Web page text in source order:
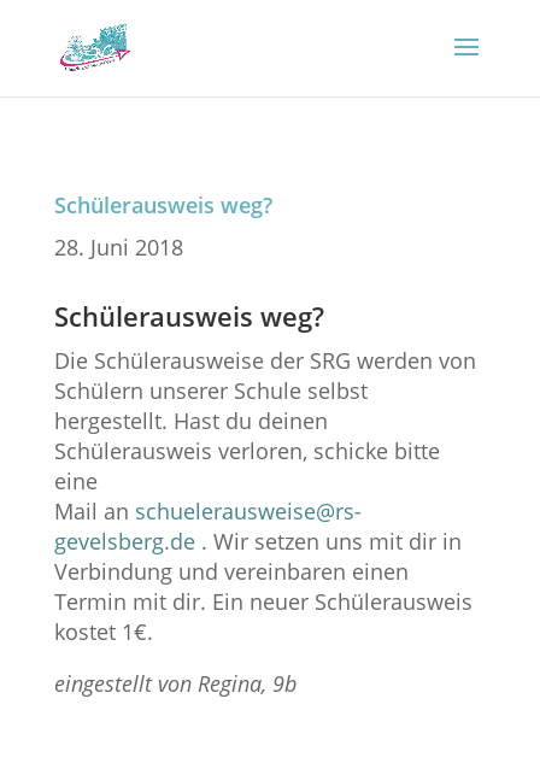
Schülerausweis weg?
28. Juni 2018
Schülerausweis weg?
Die Schülerausweise der SRG werden von
Schülern unserer Schule selbst
hergestellt. Hast du deinen
Schülerausweis verloren, schicke bitte
eine
Mail an schuelerausweise@rs-
gevelsberg.de. Wir setzen uns mit dir in
Verbindung und vereinbaren einen
Termin mit dir. Ein neuer Schülerausweis
kostet 1€.
eingestellt von Regina, 9b